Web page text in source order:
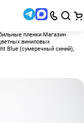
пленки Магазин
виниловых
Blue (сумеречный синий),